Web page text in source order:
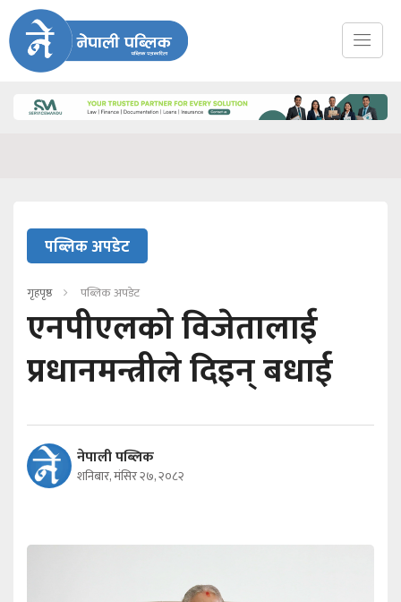
पब्लिक अपडेट
गृहपृष्ठ पब्लिक अपडेट
एनपीएलको विजेतालाई
प्रधानमन्त्रीले दिइन् बधाई
नेपाली पब्लिक
शनिबार, मंसिर २७, २०८२